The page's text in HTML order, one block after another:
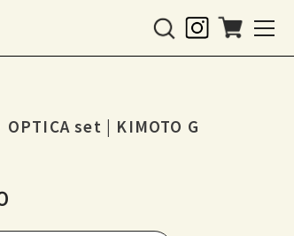
OPTICA set | KIMOTO G